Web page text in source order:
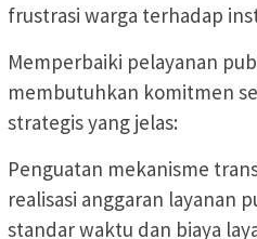
frustrasi warga terhadap
Memperbaiki pelayanan
membutuhkan komitmen
strategis yang jelas:
Penguatan mekanisme
realisasi anggaran layanan
standar waktu dan biaya